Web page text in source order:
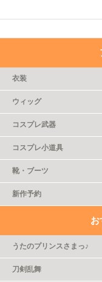
衣装
ウィッグ
コスプレ武器
コスプレ小道具
靴・ブーツ
新作予約
お
うたのプリンスさまっ♪
刀剣乱舞